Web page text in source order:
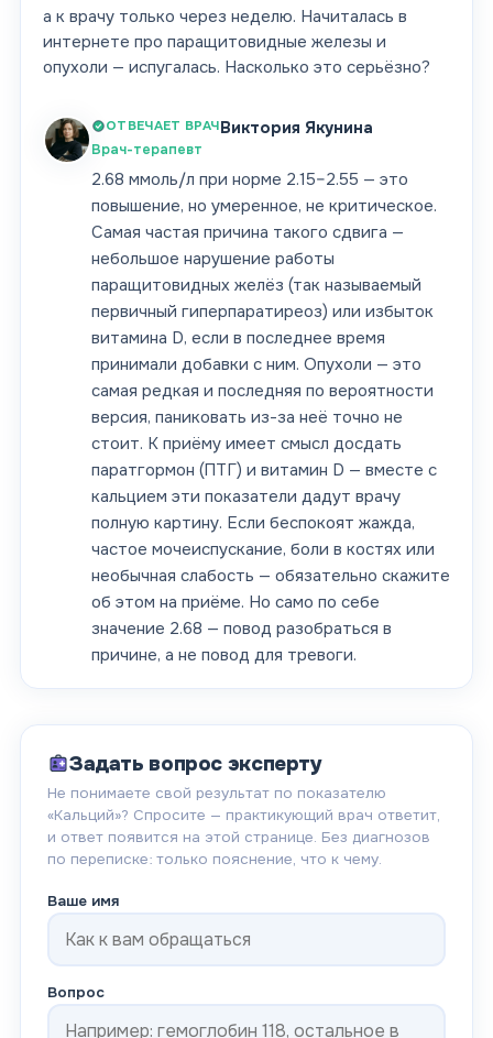
а к врачу только через неделю. Начиталась в
интернете про паращитовидные железы и
опухоли — испугалась. Насколько это серьёзно?
ОТВЕЧАЕТ ВРАЧВиктория Якунина
Врач-терапевт
2.68 ммоль/л при норме 2.15–2.55 — это
повышение, но умеренное, не критическое.
Самая частая причина такого сдвига —
небольшое нарушение работы
паращитовидных желёз (так называемый
первичный гиперпаратиреоз) или избыток
витамина D, если в последнее время
принимали добавки с ним. Опухоли — это
самая редкая и последняя по вероятности
версия, паниковать из-за неё точно не
стоит. К приёму имеет смысл досдать
паратгормон (ПТГ) и витамин D — вместе с
кальцием эти показатели дадут врачу
полную картину. Если беспокоят жажда,
частое мочеиспускание, боли в костях или
необычная слабость — обязательно скажите
об этом на приёме. Но само по себе
значение 2.68 — повод разобраться в
причине, а не повод для тревоги.
Задать вопрос эксперту
Не понимаете свой результат по показателю
«Кальций»? Спросите — практикующий врач ответит,
и ответ появится на этой странице. Без диагнозов
по переписке: только пояснение, что к чему.
Ваше имя
Вопрос